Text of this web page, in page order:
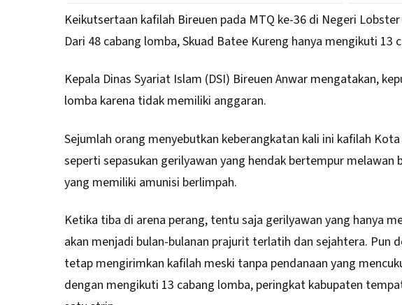
Keikutsertaan kafilah Bireuen pada MTQ ke-36 di Negeri
Dari 48 cabang lomba, Skuad Batee Kureng hanya mengikuti 13
Kepala Dinas Syariat Islam (DSI) Bireuen Anwar mengatakan,
lomba karena tidak memiliki anggaran.
Sejumlah orang menyebutkan keberangkatan kali ini kafilah
seperti sepasukan gerilyawan yang hendak bertempur
yang memiliki amunisi berlimpah.
Ketika tiba di arena perang, tentu saja gerilyawan yang hanya
akan menjadi bulan-bulanan prajurit terlatih dan sejahtera. Pun
tetap mengirimkan kafilah meski tanpa pendanaan yang
dengan mengikuti 13 cabang lomba, peringkat kabupaten